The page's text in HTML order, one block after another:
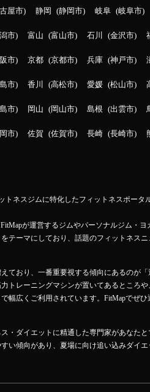
屋市 静岡 静岡市 岐阜 岐阜市
市 富山 富山市 石川 金沢市
市 京都 京都市 兵庫 神戸市
市 香川 高松市 愛媛 松山市
市 岡山 岡山市 島根 出雲市
市 佐賀 佐賀市 長崎 長崎市
トネスジムに特化したフィットネスポー
が運営するジムやパーソナルジム・
テーマにしており、話題のフィットネス
ており、一番重要視する傾向にあるのが
トレーニングマシンが置いてあるところ
幅広くご利用されています。FitMapでぜ
・ダイエットに精通した専門家があなた
い傾向があり、夏場に向け追い込みダイ